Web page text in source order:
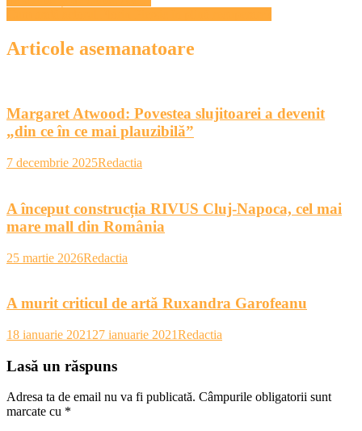
în
Articole asemanatoare
Margaret Atwood: Povestea slujitoarei a devenit
„din ce în ce mai plauzibilă”
7 decembrie 2025Redactia
A început construcția RIVUS Cluj-Napoca, cel mai
mare mall din România
25 martie 2026Redactia
A murit criticul de artă Ruxandra Garofeanu
18 ianuarie 2021 27 ianuarie 2021Redactia
Lasă un răspuns
Adresa ta de email nu va fi publicată. Câmpurile obligatorii sunt
marcate cu *